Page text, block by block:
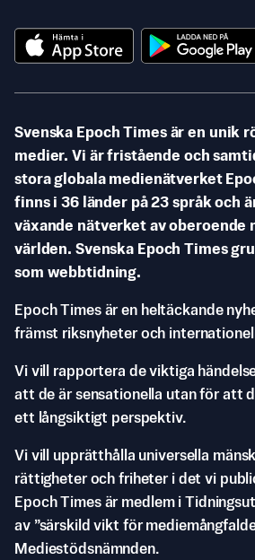
Svenska Epoch Times är en unik
medier. Vi är fristående och
stora globala medienätverket
finns i 36 länder på 23 språk och
växande nätverket av oberoende
världen. Svenska Epoch Times
som webbtidning.
Epoch Times är en heltäckande
främst riksnyheter och
Vi vill rapportera de viktiga
att de är sensationella utan för att
ett långsiktigt perspektiv.
Vi vill upprätthålla universella
rättigheter och friheter i det vi
Epoch Times är medlem i
av ”särskild vikt för
Mediestödsnämnden.